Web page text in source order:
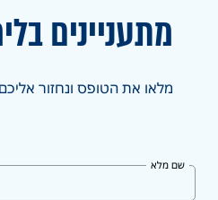
מתעניינים
מלאו את הטופס ונחזור
שם מלא